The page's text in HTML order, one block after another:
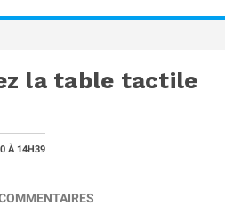
la table tactile
À 14H39